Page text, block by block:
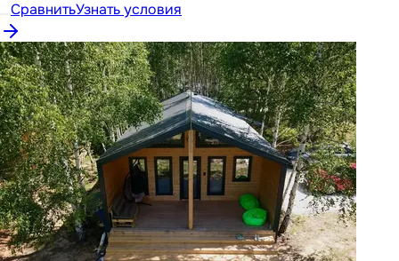
СравнитьУзнать условия